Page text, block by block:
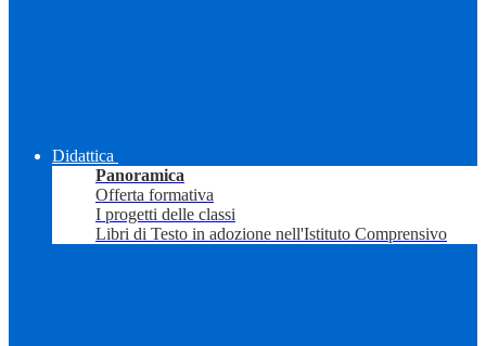
Didattica
Panoramica
Offerta formativa
I progetti delle classi
Libri di Testo in adozione nell'Istituto Comprensivo